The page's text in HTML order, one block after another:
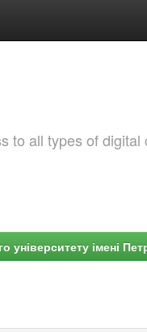
to all types of
університету імені